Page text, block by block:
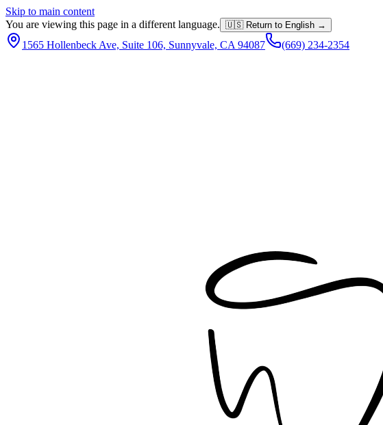
Skip to main content
You are viewing this page in a different language. 🇺🇸 Return to English →
1565 Hollenbeck Ave, Suite 106, Sunnyvale, CA 94087 (669) 234-2354